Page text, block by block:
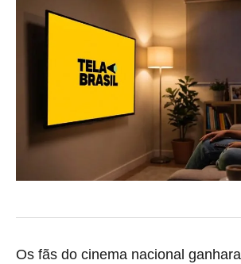
Os fãs do cinema nacional